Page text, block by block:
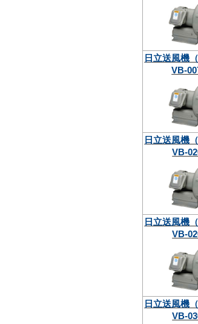
日立送風機
VB-
日立送風機
VB-
日立送風機
VB-
日立送風機
VB-